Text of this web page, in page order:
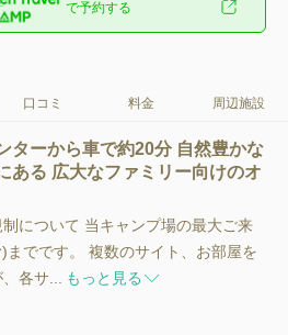
で予約する
口コミ 料金 周辺施設
ターから車で約20分 自然豊かな
ある 広大なファミリー向けのオ
について 当キャンプ場の最大ご来
でです。 複数のサイト、お部屋を
各サ...
もっと見る